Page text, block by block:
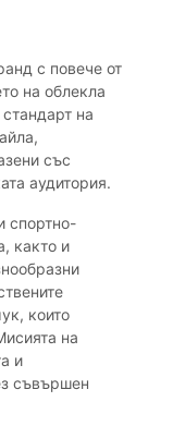
с повече от
на облекла
на
със
аудитория.
спортно-
както и
които
на
и
съвършен